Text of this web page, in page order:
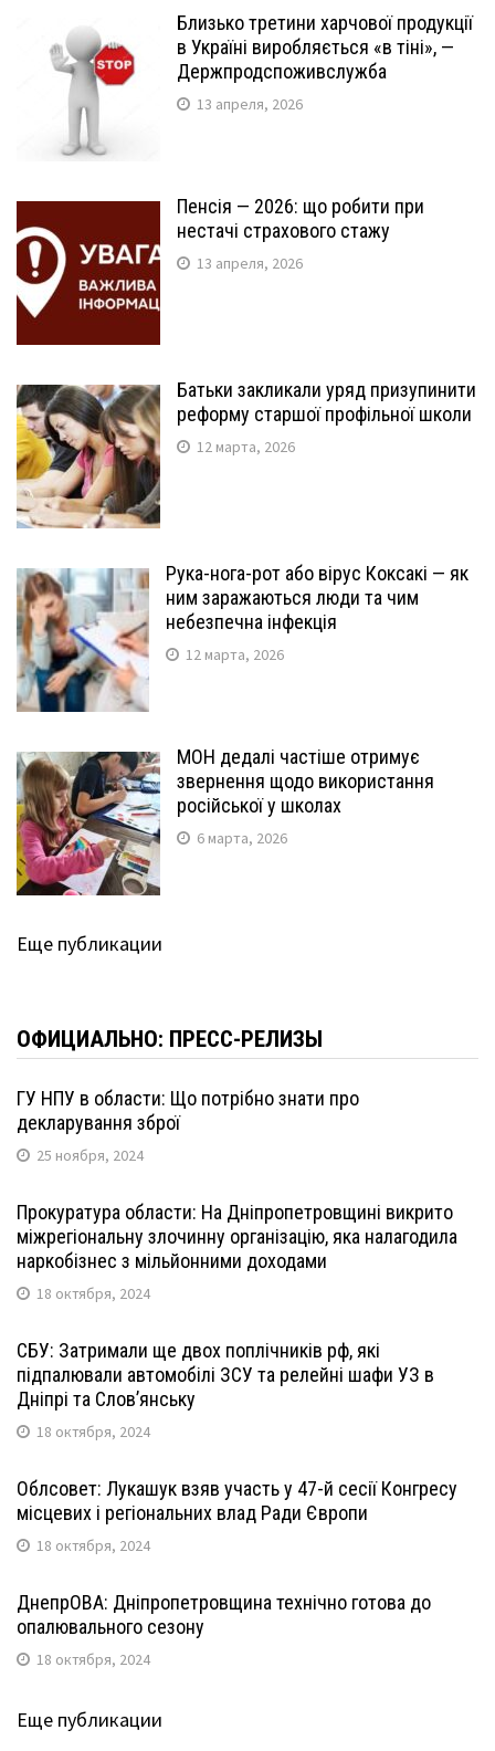
Близько третини харчової продукції
в Україні виробляється «в тіні», —
Держпродспоживслужба
13 апреля, 2026
Пенсія — 2026: що робити при
нестачі страхового стажу
13 апреля, 2026
Батьки закликали уряд призупинити
реформу старшої профільної школи
12 марта, 2026
Рука-нога-рот або вірус Коксакі — як
ним заражаються люди та чим
небезпечна інфекція
12 марта, 2026
МОН дедалі частіше отримує
звернення щодо використання
російської у школах
6 марта, 2026
Еще публикации
ОФИЦИАЛЬНО: ПРЕСС-РЕЛИЗЫ
ГУ НПУ в области: Що потрібно знати про
декларування зброї
25 ноября, 2024
Прокуратура области: На Дніпропетровщині викрито
міжрегіональну злочинну організацію, яка налагодила
наркобізнес з мільйонними доходами
18 октября, 2024
СБУ: Затримали ще двох поплічників рф, які
підпалювали автомобілі ЗСУ та релейні шафи УЗ в
Дніпрі та Слов’янську
18 октября, 2024
Облсовет: Лукашук взяв участь у 47-й сесії Конгресу
місцевих і регіональних влад Ради Європи
18 октября, 2024
ДнепрОВА: Дніпропетровщина технічно готова до
опалювального сезону
18 октября, 2024
Еще публикации